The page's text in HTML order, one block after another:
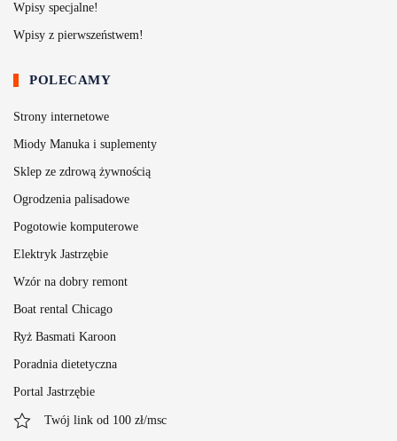
Wpisy specjalne!
Wpisy z pierwszeństwem!
POLECAMY
Strony internetowe
Miody Manuka i suplementy
Sklep ze zdrową żywnością
Ogrodzenia palisadowe
Pogotowie komputerowe
Elektryk Jastrzębie
Wzór na dobry remont
Boat rental Chicago
Ryż Basmati Karoon
Poradnia dietetyczna
Portal Jastrzębie
Twój link od 100 zł/msc